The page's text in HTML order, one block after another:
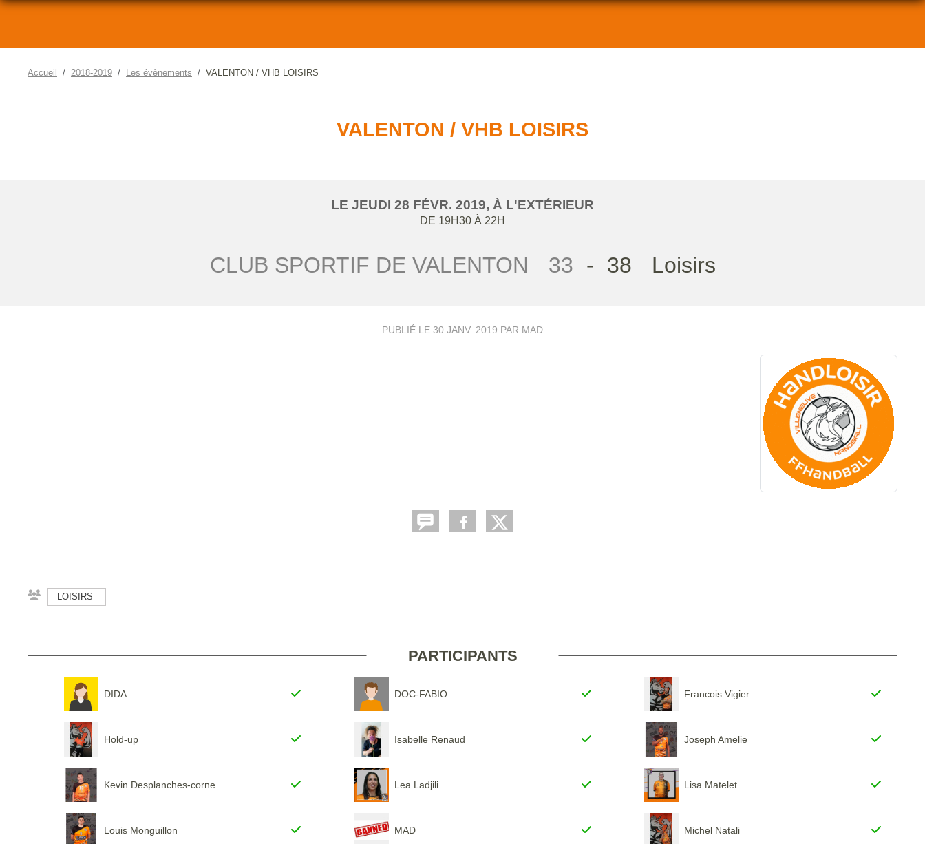
Accueil 2018-2019 Les évènements VALENTON / VHB LOISIRS
VALENTON / VHB LOISIRS
LE JEUDI 28 FÉVR. 2019, À L'EXTÉRIEUR
DE 19H30 À 22H
CLUB SPORTIF DE VALENTON 33 - 38 Loisirs
PUBLIÉ LE 30 JANV. 2019 PAR MAD
LOISIRS
PARTICIPANTS
DIDA DOC-FABIO Francois Vigier
Hold-up Isabelle Renaud Joseph Amelie
Kevin Desplanches-corne Lea Ladjili Lisa Matelet
Louis Monguillon MAD Michel Natali